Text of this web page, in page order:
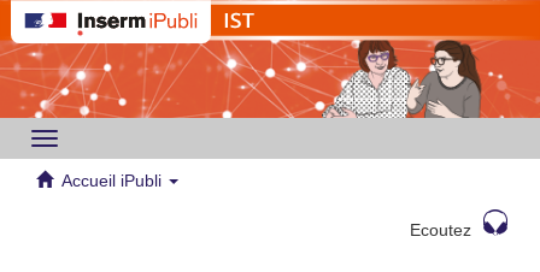
Toggle
navigation
Accueil iPubli
Ecoutez